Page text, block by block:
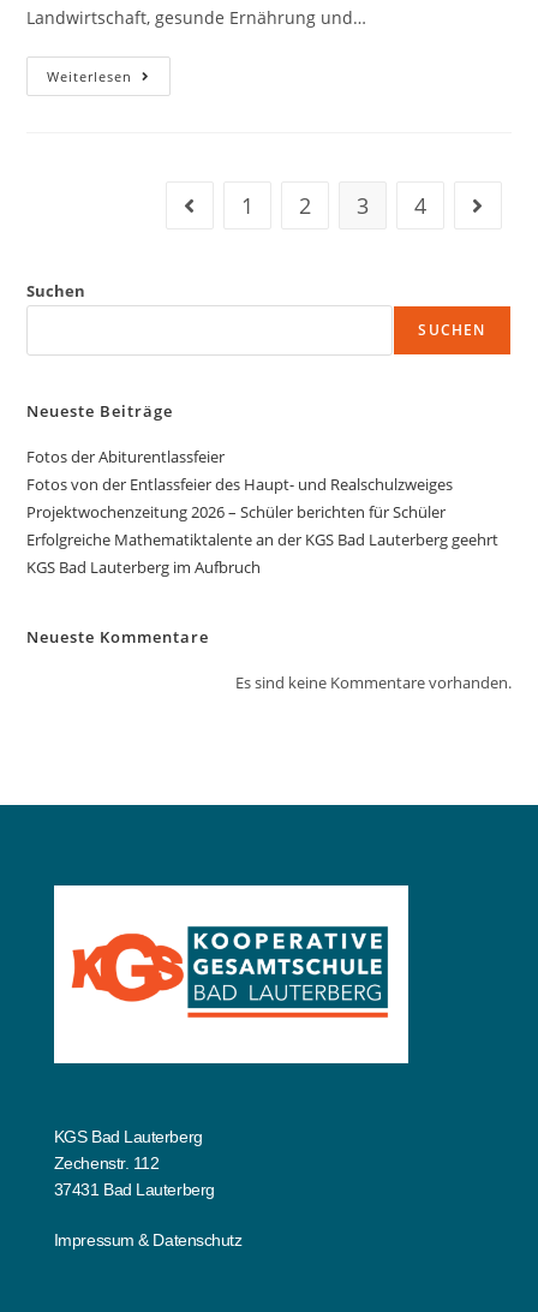
Landwirtschaft, gesunde Ernährung und…
Weiterlesen
1 2 3 4
Suchen
SUCHEN
Neueste Beiträge
Fotos der Abiturentlassfeier
Fotos von der Entlassfeier des Haupt- und Realschulzweiges
Projektwochenzeitung 2026 – Schüler berichten für Schüler
Erfolgreiche Mathematiktalente an der KGS Bad Lauterberg geehrt
KGS Bad Lauterberg im Aufbruch
Neueste Kommentare
Es sind keine Kommentare vorhanden.
KGS Bad Lauterberg
Zechenstr. 112
37431 Bad Lauterberg
Impressum & Datenschutz